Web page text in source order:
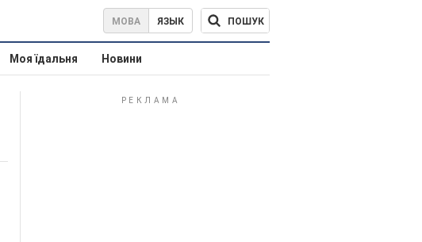
МОВА ЯЗЫК ПОШУК
Моя їдальня Новини